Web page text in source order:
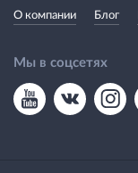
О компании Блог
Мы в соцсетях